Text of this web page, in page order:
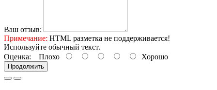
Ваш отзыв:
Примечание: HTML разметка не поддерживается!
Используйте обычный текст.
Оценка: Плохо Хорошо
Продолжить